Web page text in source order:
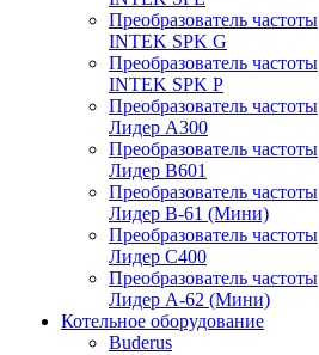
Преобразователь частоты
INTEK SPK G
Преобразователь частоты
INTEK SPK P
Преобразователь частоты
Лидер А300
Преобразователь частоты
Лидер B601
Преобразователь частоты
Лидер В-61 (Мини)
Преобразователь частоты
Лидер С400
Преобразователь частоты
Лидер А-62 (Мини)
Котельное оборудование
Buderus